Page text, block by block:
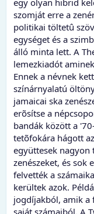
egy olyan hibrid
szomját erre a
politikai töltetû
egységet és a
álló minta lett. A
lemezkiadót
Ennek a névnek
színárnyalatú
jamaicai ska
erõsítse a
bandák között a
tetõfokára hágott
együttesek nagyon
zenészeket, és sok
felvették a
kerültek azok.
jogdíjakból, amik a
saját számaiból. A